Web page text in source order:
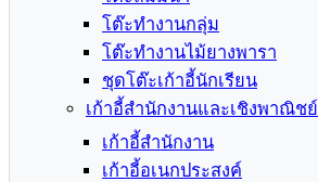
โต๊ะทำงานกลุ่ม
โต๊ะทำงานไม้ยางพารา
ชุดโต๊ะเก้าอี้นักเรียน
เก้าอี้สำนักงานและเชิงพาณิชย์
เก้าอี้สำนักงาน
เก้าอี้อเนกประสงค์